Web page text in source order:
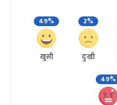
49%
खुसी
2%
दुःखी
49%